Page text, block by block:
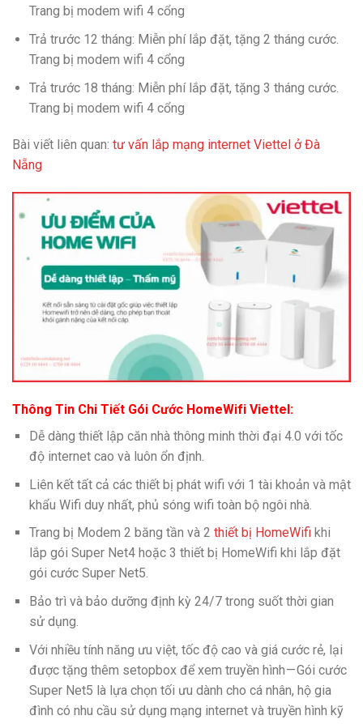
Trang bị modem wifi 4 cổng
Trả trước 12 tháng: Miễn phí lắp đặt, tặng 2 tháng cước.
Trang bị modem wifi 4 cổng
Trả trước 18 tháng: Miễn phí lắp đặt, tặng 3 tháng cước.
Trang bị modem wifi 4 cổng
Bài viết liên quan: tư vấn lắp mạng internet Viettel ở Đà
Nẵng
Thông Tin Chi Tiết Gói Cước HomeWifi Viettel:
Dễ dàng thiết lập căn nhà thông minh thời đại 4.0 với tốc
độ internet cao và luôn ổn định.
Liên kết tất cả các thiết bị phát wifi với 1 tài khoản và mật
khẩu Wifi duy nhất, phủ sóng wifi toàn bộ ngôi nhà.
Trang bị Modem 2 băng tần và 2 thiết bị HomeWifikhi
lắp gói Super Net4 hoặc 3 thiết bị HomeWifi khi lắp đặt
gói cước Super Net5.
Bảo trì và bảo dưỡng định kỳ 24/7 trong suốt thời gian
sử dụng.
Với nhiều tính năng ưu việt, tốc độ cao và giá cước rẻ, lại
được tặng thêm setopbox để xem truyền hình — Gói cước
Super Net5 là lựa chọn tối ưu dành cho cá nhân, hộ gia
đình có nhu cầu sử dụng mạng internet và truyền hình kỹ